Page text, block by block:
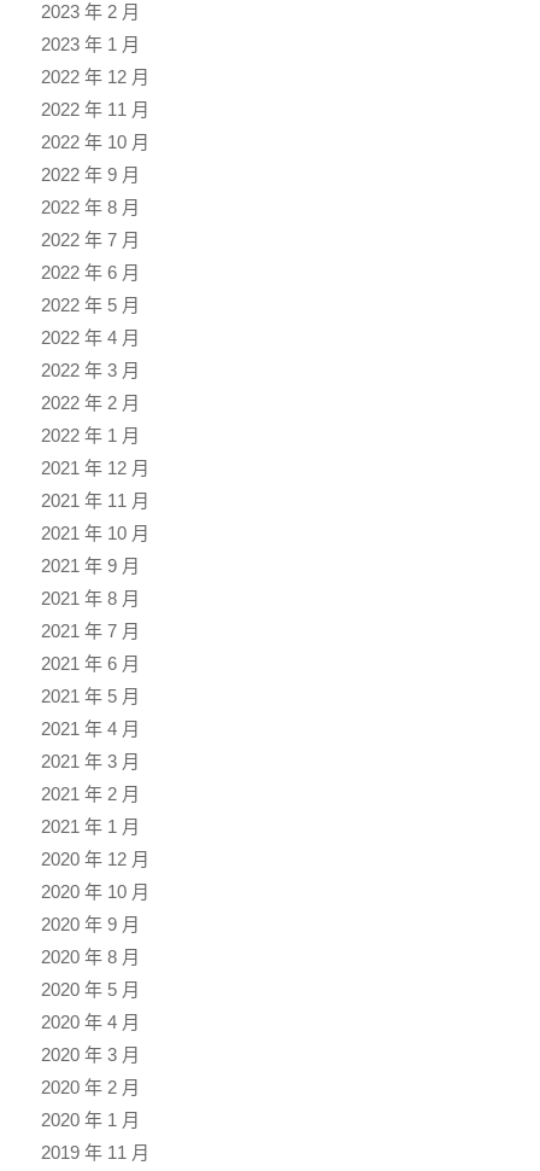
2023 年 2 月
2023 年 1 月
2022 年 12 月
2022 年 11 月
2022 年 10 月
2022 年 9 月
2022 年 8 月
2022 年 7 月
2022 年 6 月
2022 年 5 月
2022 年 4 月
2022 年 3 月
2022 年 2 月
2022 年 1 月
2021 年 12 月
2021 年 11 月
2021 年 10 月
2021 年 9 月
2021 年 8 月
2021 年 7 月
2021 年 6 月
2021 年 5 月
2021 年 4 月
2021 年 3 月
2021 年 2 月
2021 年 1 月
2020 年 12 月
2020 年 10 月
2020 年 9 月
2020 年 8 月
2020 年 5 月
2020 年 4 月
2020 年 3 月
2020 年 2 月
2020 年 1 月
2019 年 11 月